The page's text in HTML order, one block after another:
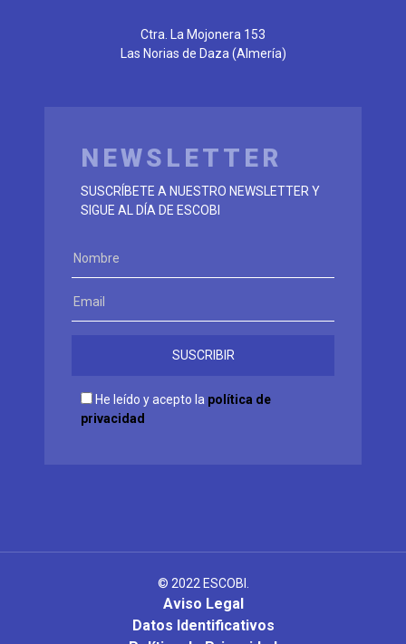
Ctra. La Mojonera 153
Las Norias de Daza (Almería)
NEWSLETTER
SUSCRÍBETE A NUESTRO NEWSLETTER Y
SIGUE AL DÍA DE ESCOBI
He leído y acepto la política de
privacidad
© 2022 ESCOBI.
Aviso Legal
Datos Identificativos